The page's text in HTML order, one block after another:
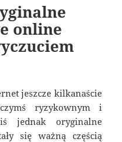
online
jeszcze kilkanaście
ryzykownym i
jednak oryginalne
się ważną częścią